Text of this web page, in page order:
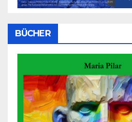
BÜCHER